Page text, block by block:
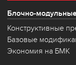
Блочно-
Конструктивные
Базовые
Экономия на БМК